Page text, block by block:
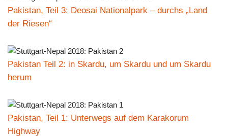
Pakistan, Teil 3: Deosai Nationalpark – durchs „Land
der Riesen“
Pakistan Teil 2: in Skardu, um Skardu und um Skardu
herum
Pakistan, Teil 1: Unterwegs auf dem Karakorum
Highway